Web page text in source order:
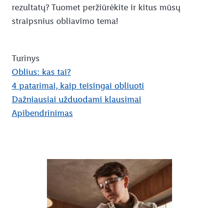
rezultatų? Tuomet peržiūrėkite ir kitus mūsų
straipsnius obliavimo tema!
Turinys
Oblius: kas tai?
4 patarimai, kaip teisingai obliuoti
Dažniausiai užduodami klausimai
Apibendrinimas